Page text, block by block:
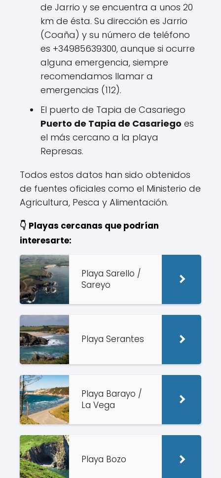
de Jarrio y se encuentra a unos 20
km de ésta. Su dirección es Jarrio
(Coaña) y su número de teléfono
es +34985639300, aunque si ocurre
alguna emergencia, siempre
recomendamos llamar a
emergencias (112).
El puerto de Tapia de Casariego
Puerto de Tapia de Casariego es
el más cercano a la playa
Represas.
Todos estos datos han sido obtenidos
de fuentes oficiales como el Ministerio de
Agricultura, Pesca y Alimentación.
👇 Playas cercanas que podrían
interesarte:
Playa Sarello /
Sareyo
Playa Serantes
Playa Barayo /
La Vega
Playa Bozo